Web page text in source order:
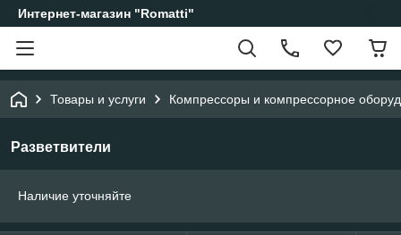
Интернет-магазин "Romatti"
Товары и услуги Компрессоры и компрессорное
Разветвители
Наличие уточняйте